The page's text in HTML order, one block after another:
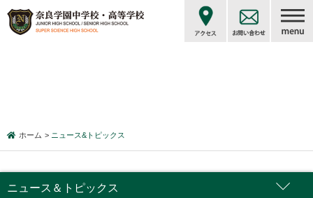
ホーム ニュース&トピックス
ニュース＆トピックス